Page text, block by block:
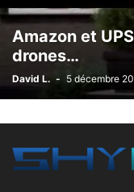
Amazon et
drones…
David L. - 5 décembre